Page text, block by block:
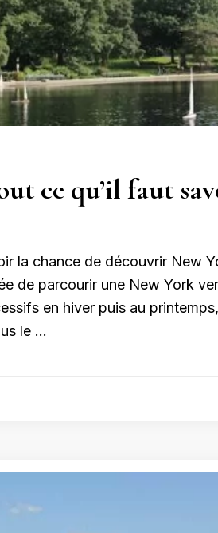
ce qu’il faut
la chance de découvrir New
de parcourir une New York
en hiver puis au
le …